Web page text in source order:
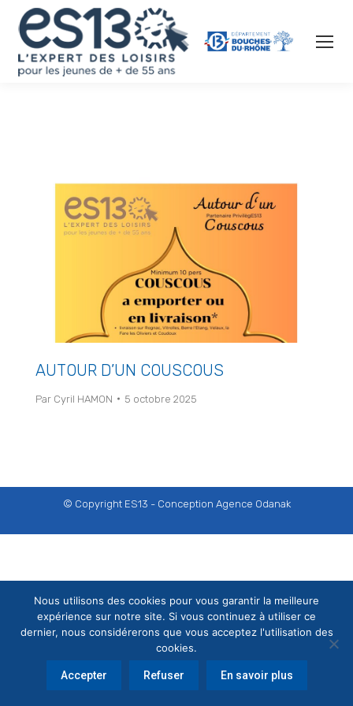
AUTOUR D’UN COUSCOUS
Par Cyril HAMON 5 octobre 2025
© Copyright ES13 - Conception Agence Odanak
Nous utilisons des cookies pour vous garantir la meilleure
expérience sur notre site. Si vous continuez à utiliser ce
dernier, nous considérerons que vous acceptez l'utilisation des
cookies.
Accepter Refuser En savoir plus